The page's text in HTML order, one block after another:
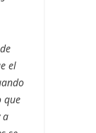
el
que
a